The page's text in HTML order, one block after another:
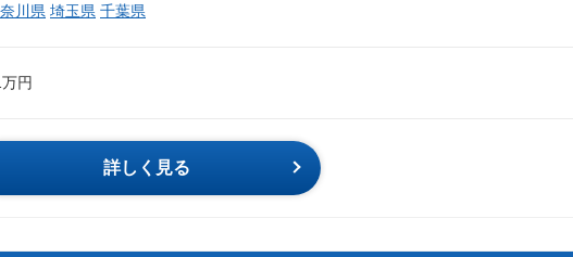
川県 埼玉県 千葉県
円
詳しく見る